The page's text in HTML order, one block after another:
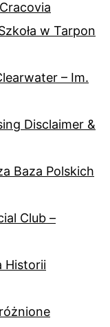
w Tarpon
– Im.
Disclaimer &
Baza Polskich
Club –
Historii